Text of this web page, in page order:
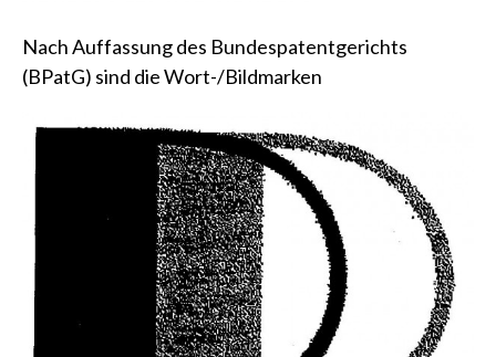
Nach Auffassung des Bundespatentgerichts
(BPatG) sind die Wort-/Bildmarken